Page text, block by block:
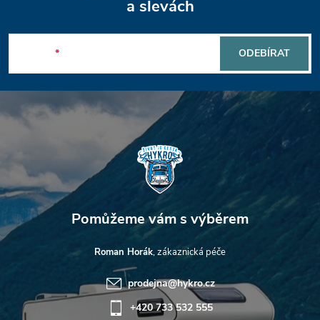
p
a
t
í
a slevách
ODEBÍRAT
Roman Horák
prodejna@hykro.cz
+420 733 532 555